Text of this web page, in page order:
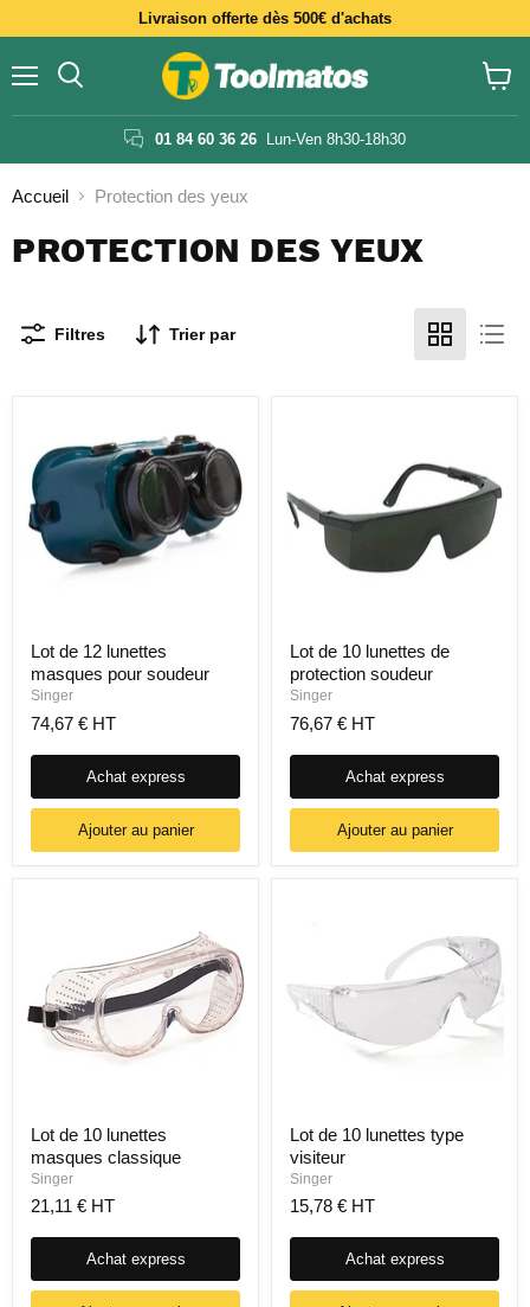
Livraison offerte dès 500€ d'achats
01 84 60 36 26 Lun-Ven 8h30-18h30
le
Accueil Protection des yeux
PROTECTION DES YEUX
Filtres Trier par
Lot de 12 lunettes
masques pour soudeur
Singer
74,67 € HT
Achat express
Ajouter au panier
Lot de 10 lunettes de
protection soudeur
Singer
76,67 € HT
Achat express
Ajouter au panier
Lot de 10 lunettes
masques classique
Singer
21,11 € HT
Achat express
Lot de 10 lunettes type
visiteur
Singer
15,78 € HT
Achat express